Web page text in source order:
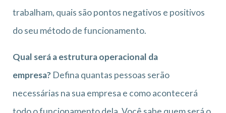
trabalham, quais são pontos negativos e positivos
do seu método de funcionamento.
Qual será a estrutura operacional da
empresa? Defina quantas pessoas serão
necessárias na sua empresa e como acontecerá